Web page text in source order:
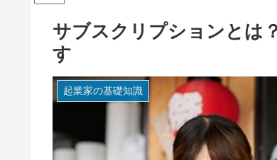
サブスクリプションとは
す
起業家の基礎知識